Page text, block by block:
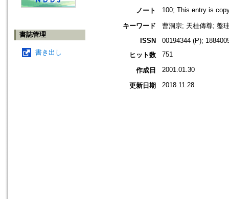
書誌管理
書き出し
ノート
100; This entry is
キーワード
曹洞宗; 天桂傳尊; 盤
ISSN
00194344 (P);
ヒット数
751
作成日 2001.01.30
更新日期 2018.11.28